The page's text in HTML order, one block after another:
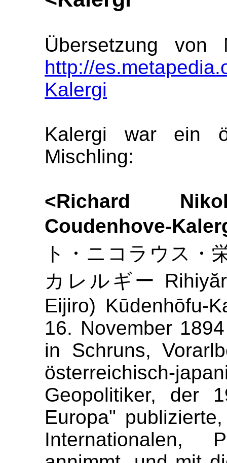
Übersetzung von
http://
Kalergi
Kalergi war ein
Mischling:
<Richard
Coudenhove-
ト・ニコラウス・
カレルギー
Eijiro) Kūdenhōfu-
16. November
in Schruns,
österreichisch-
Geopolitiker, der
Europa"
Internationalen,